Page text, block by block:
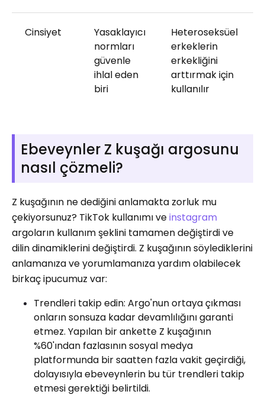
Cinsiyet
Yasaklayıcı
normları
güvenle
ihlal eden
biri
Heteroseksüel
erkeklerin
erkekliğini
arttırmak için
kullanılır
Ebeveynler Z kuşağı argosunu
nasıl çözmeli?
Z kuşağının ne dediğini anlamakta zorluk mu
çekiyorsunuz? TikTok kullanımı veinstagram
argoların kullanım şeklini tamamen değiştirdi ve
dilin dinamiklerini değiştirdi. Z kuşağının söylediklerini
anlamanıza ve yorumlamanıza yardım olabilecek
birkaç ipucumuz var:
Trendleri takip edin: Argo'nun ortaya çıkması
onların sonsuza kadar devamlılığını garanti
etmez. Yapılan bir ankette Z kuşağının
%60'ından fazlasının sosyal medya
platformunda bir saatten fazla vakit geçirdiği,
dolayısıyla ebeveynlerin bu tür trendleri takip
etmesi gerektiği belirtildi.